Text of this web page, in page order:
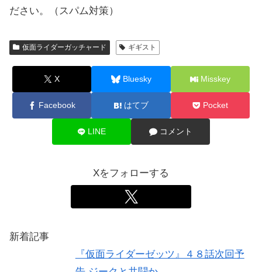
ださい。（スパム対策）
仮面ライダーガッチャード ギギスト
X Bluesky Misskey
Facebook はてブ Pocket
LINE コメント
Xをフォローする
新着記事
『仮面ライダーゼッツ』４８話次回予